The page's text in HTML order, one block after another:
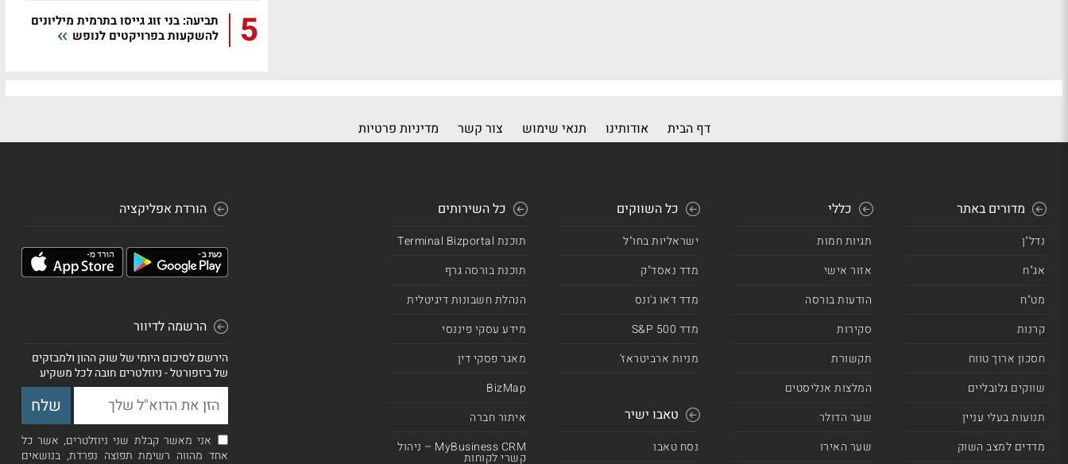
5
תביעה: בני זוג גייסו בתרמית מיליונים
להשקעות בפרויקטים לנופש
דף הבית אודותינו תנאי שימוש צור קשר מדיניות פרטיות
מדורים באתר
נדל"ן
אג"ח
מט"ח
קרנות
חסכון ארוך טווח
שווקים גלובליים
תנועות בעלי עניין
מדדים למצב השוק
כללי
תגיות חמות
אזור אישי
הודעות בורסה
סקירות
תקשורת
המלצות אנליסטים
שער הדולר
שער האירו
כל השווקים
ישראליות בחו"ל
מדד נאסד"ק
מדד דאו ג'ונס
מדד 500 S&P
מניות ארביטראז'
טאבו ישיר
נסח טאבו
כל השירותים
תוכנת Terminal Bizportal
תוכנת בורסה גרף
הנהלת חשבונות דיגיטלית
מידע עסקי פיננסי
מאגר פסקי דין
BizMap
איתור חברה
MyBusiness CRM – ניהול
קשרי לקוחות
הורדת אפליקציה
הרשמה לדיוור
הירשם לסיכום היומי של שוק ההון ולמבזקים
של ביזפורטל - ניוזלטרים חובה לכל משקיע
אני מאשר קבלת שני ניוזלטרים, אשר כל
אחד מהווה רשימת תפוצה נפרדת, בנושאים